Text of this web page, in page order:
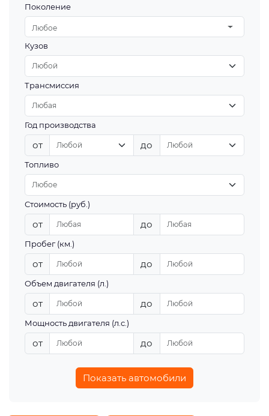
Поколение
Любое
Кузов
Трансмиссия
Год производства
от до
Топливо
Стоимость (руб.)
от до
Пробег (км.)
от до
Объем двигателя (л.)
от до
Мощность двигателя (л.с.)
от до
Показать автомобили